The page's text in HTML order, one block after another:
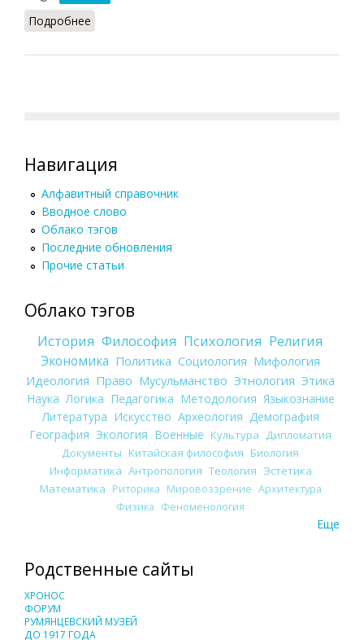
Подробнее
Навигация
Алфавитный справочник
Вводное слово
Облако тэгов
Последние обновления
Прочие статьи
Облако тэгов
История Философия Психология Религия
Экономика Политика Социология Мифология
Идеология Право Мусульманство Этнология Этика
Наука Логика Педагогика Методология Языкознание
Литература Искусство Археология Демография
География Экология Военные Культура
Дипломатия
Документы Китайская философия Биология
Информатика Антропология Теология Эстетика
Математика Риторика Мировоззрение Архитектура
Физика Феноменология
Еще
Родственные сайты
ХРОНОС
ФОРУМ
РУМЯНЦЕВСКИЙ МУЗЕЙ
ДО 1917 ГОДА